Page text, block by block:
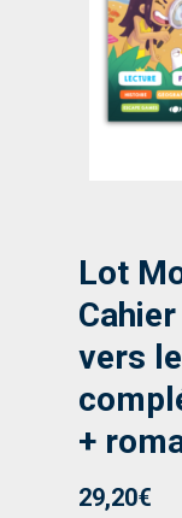
Lot
vers
+
29,20€